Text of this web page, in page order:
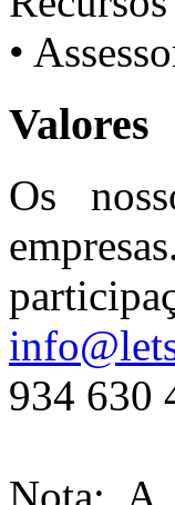
•
Valores
Os
934 630